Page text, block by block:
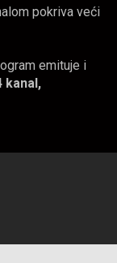
pokriva veći
emituje i
kanal,